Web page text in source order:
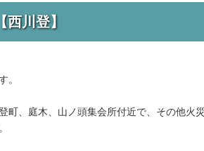
川登】
。
町、庭木、山ノ頭集会所付近で、その他火